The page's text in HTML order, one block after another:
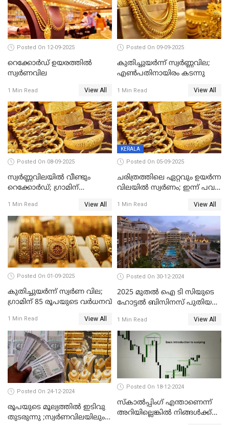
Posted On 12-09-2025
റെക്കോര്‍ഡ് ഉയരത്തിൽ
സ്വര്‍ണവില
1 Min Read View All
Posted On 09-09-2025
കുതിച്ചുയർന്ന് സ്വർണ്ണവില;
എണ്‍പതിനായിരം കടന്നു
1 Min Read View All
Posted On 08-09-2025
സ്വർണ്ണവിലയിൽ വീണ്ടും
റെക്കോർഡ്; ഗ്രാമിന്
രൂപ മാത്രം കുറവ്
1 Min Read View All
KERALA
Posted On 05-09-2025
ചരിത്രത്തിലെ ഏറ്റവും ഉയർന്ന
വിലയിൽ സ്വർണം; ഇന്ന് പവന്
1 Min Read View All
Posted On 01-09-2025
കുതിച്ചുയർന്ന് സ്വർണ വില;
ഗ്രാമിന് 85 രൂപയുടെ വർധനവ്
1 Min Read View All
Posted On 30-12-2024
2025 മുതൽ ഐ ടി സിയുടെ
ഹോട്ടൽ ബിസിനസ് പുതിയ
ഉടമകൾ അറിയേണ്ട
കാര്യങ്ങൾ
1 Min Read View All
Posted On 24-12-2024
രൂപയുടെ മൂല്യത്തില്‍ ഇടിവു
തുടരുന്നു ;സ്വര്‍ണവിലയിലും
Posted On 18-12-2024
സ്കാൽപ്പിംഗ് എന്താണെന്ന്
അറിയില്ലെങ്കിൽ നിങ്ങൾക്ക്